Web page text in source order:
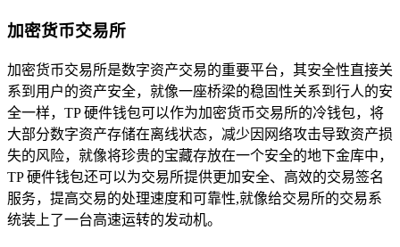
加密货币交易所
加密货币交易所是数字资产交易的重要平台，其安全性直接关
系到用户的资产安全，就像一座桥梁的稳固性关系到行人的安
全一样，TP 硬件钱包可以作为加密货币交易所的冷钱包，将
大部分数字资产存储在离线状态，减少因网络攻击导致资产损
失的风险，就像将珍贵的宝藏存放在一个安全的地下金库中，
TP 硬件钱包还可以为交易所提供更加安全、高效的交易签名
服务，提高交易的处理速度和可靠性,就像给交易所的交易系
统装上了一台高速运转的发动机。